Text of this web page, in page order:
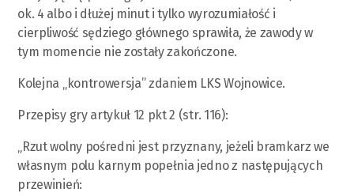
ok. 4 albo i dłużej minut i tylko wyrozumiałość i
cierpliwość sędziego głównego sprawiła, że zawody w
tym momencie nie zostały zakończone.
Kolejna „kontrowersja” zdaniem LKS Wojnowice.
Przepisy gry artykuł 12 pkt 2 (str. 116):
„Rzut wolny pośredni jest przyznany, jeżeli bramkarz we
własnym polu karnym popełnia jedno z następujących
przewinień: